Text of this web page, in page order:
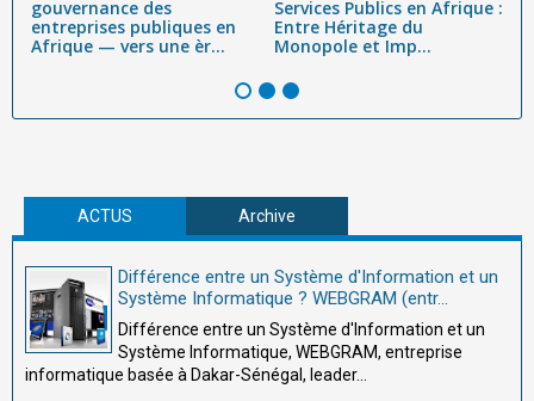
gouvernance des
entreprises publiques en
Afrique — vers une èr...
Services Publics en Afrique :
Entre Héritage du
Monopole et Imp...
ACTUS Archive
Différence entre un Système d'Information et un
Système Informatique ? WEBGRAM (entr...
Différence entre un Système d'Information et un
Système Informatique, WEBGRAM, entreprise
informatique basée à Dakar-Sénégal, leader...